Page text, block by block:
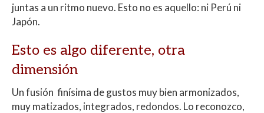
juntas a un ritmo nuevo. Esto no es aquello: ni Perú ni
Japón.
Esto es algo diferente, otra
dimensión
Un fusión finísima de gustos muy bien armonizados,
muy matizados, integrados, redondos. Lo reconozco,